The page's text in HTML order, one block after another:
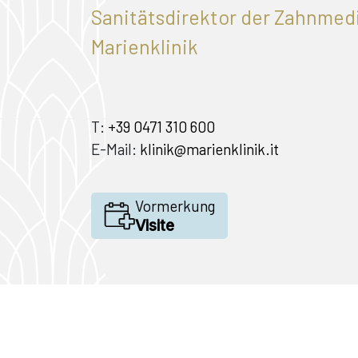
Sanitätsdirektor der
Marienklinik
T: +39 0471 310 600
E-Mail: klinik@marienklinik.it
Vormerkung
Visite